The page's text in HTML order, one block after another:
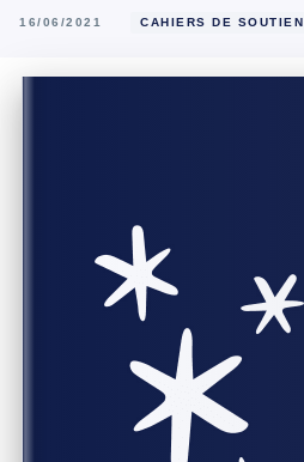
16/06/2021 CAHIERS DE SOUTIEN